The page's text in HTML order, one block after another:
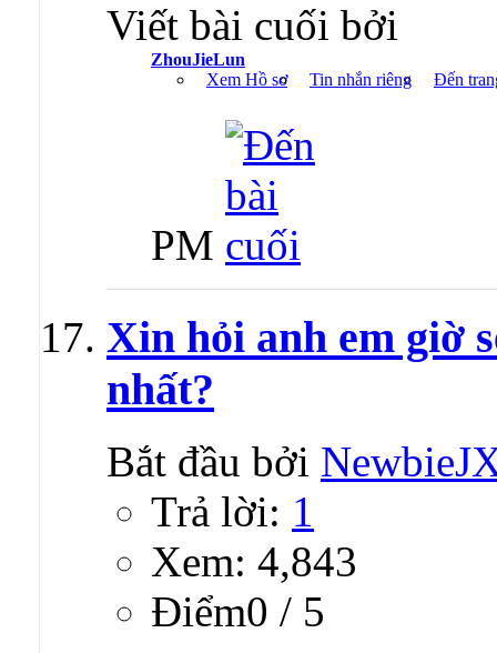
Viết bài cuối bởi
ZhouJieLun
Xem Hồ sơ
Tin nhắn riêng Đến
PM
Xin hỏi anh em giờ
nhất?
Bắt đầu bởi
Trả lời: 1
Xem: 4,843
Ðiểm0 / 5